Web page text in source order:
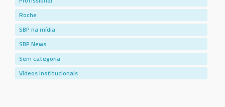
Roche
SBP na mídia
SBP News
Sem categoria
Vídeos institucionais